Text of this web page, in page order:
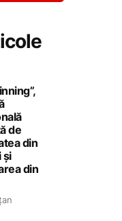
de
din
și
din